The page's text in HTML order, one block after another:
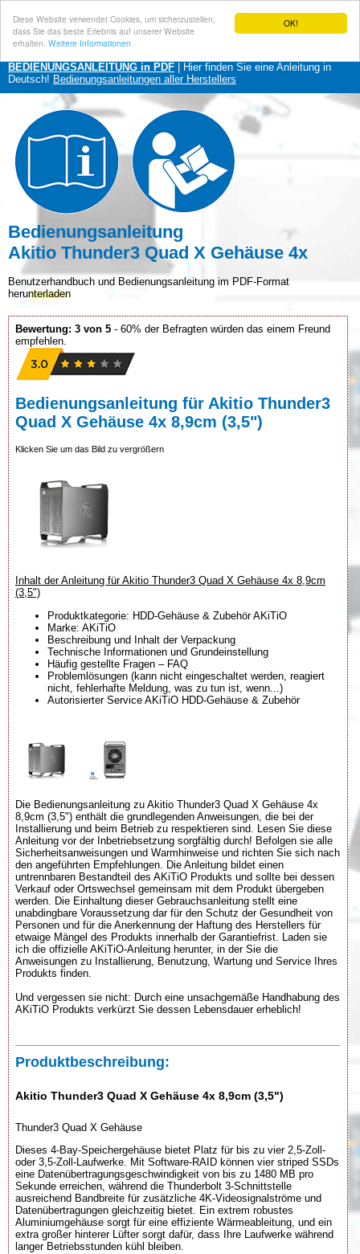
OK!
Diese Website verwendet Cookies, um sicherzustellen,
dass Sie das beste Erlebnis auf unserer Website
erhalten. Weitere Informationen
BEDIENUNGSANLEITUNG in PDF | Hier finden Sie eine Anleitung in
Deutsch! Bedienungsanleitungen aller Herstellers
Bedienungsanleitung
Akitio Thunder3 Quad X Gehäuse 4x
Benutzerhandbuch und Bedienungsanleitung im PDF-Format
herunterladen
Bewertung: 3 von 5 - 60% der Befragten würden das einem Freund
empfehlen.
Bedienungsanleitung für Akitio Thunder3
Quad X Gehäuse 4x 8,9cm (3,5")
Klicken Sie um das Bild zu vergrößern
Inhalt der Anleitung für Akitio Thunder3 Quad X Gehäuse 4x 8,9cm
(3,5")
Produktkategorie: HDD-Gehäuse & Zubehör AKiTiO
Marke: AKiTiO
Beschreibung und Inhalt der Verpackung
Technische Informationen und Grundeinstellung
Häufig gestellte Fragen – FAQ
Problemlösungen (kann nicht eingeschaltet werden, reagiert
nicht, fehlerhafte Meldung, was zu tun ist, wenn...)
Autorisierter Service AKiTiO HDD-Gehäuse & Zubehör
Die Bedienungsanleitung zu Akitio Thunder3 Quad X Gehäuse 4x
8,9cm (3,5") enthält die grundlegenden Anweisungen, die bei der
Installierung und beim Betrieb zu respektieren sind. Lesen Sie diese
Anleitung vor der Inbetriebsetzung sorgfältig durch! Befolgen sie alle
Sicherheitsanweisungen und Warmhinweise und richten Sie sich nach
den angeführten Empfehlungen. Die Anleitung bildet einen
untrennbaren Bestandteil des AKiTiO Produkts und sollte bei dessen
Verkauf oder Ortswechsel gemeinsam mit dem Produkt übergeben
werden. Die Einhaltung dieser Gebrauchsanleitung stellt eine
unabdingbare Voraussetzung dar für den Schutz der Gesundheit von
Personen und für die Anerkennung der Haftung des Herstellers für
etwaige Mängel des Produkts innerhalb der Garantiefrist. Laden sie
ich die offizielle AKiTiO-Anleitung herunter, in der Sie die
Anweisungen zu Installierung, Benutzung, Wartung und Service Ihres
Produkts finden.
Und vergessen sie nicht: Durch eine unsachgemäße Handhabung des
AKiTiO Produkts verkürzt Sie dessen Lebensdauer erheblich!
Produktbeschreibung:
Akitio Thunder3 Quad X Gehäuse 4x 8,9cm (3,5")
Thunder3 Quad X Gehäuse
Dieses 4-Bay-Speichergehäuse bietet Platz für bis zu vier 2,5-Zoll-
oder 3,5-Zoll-Laufwerke. Mit Software-RAID können vier striped SSDs
eine Datenübertragungsgeschwindigkeit von bis zu 1480 MB pro
Sekunde erreichen, während die Thunderbolt 3-Schnittstelle
ausreichend Bandbreite für zusätzliche 4K-Videosignalströme und
Datenübertragungen gleichzeitig bietet. Ein extrem robustes
Aluminiumgehäuse sorgt für eine effiziente Wärmeableitung, und ein
extra großer hinterer Lüfter sorgt dafür, dass Ihre Laufwerke während
langer Betriebsstunden kühl bleiben.